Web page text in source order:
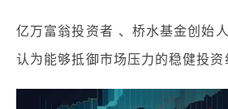
亿万富翁投资者 、桥水基金创始人
认为能够抵御市场压力的稳健投资